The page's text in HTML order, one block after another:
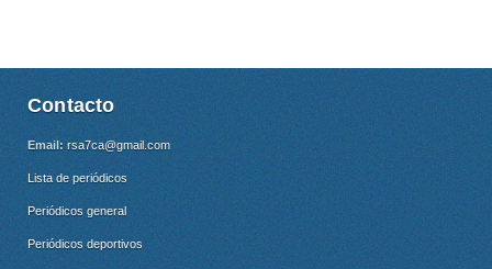
Contacto
Email: rsa7ca@gmail.com
Lista de periódicos
Periódicos general
Periódicos deportivos